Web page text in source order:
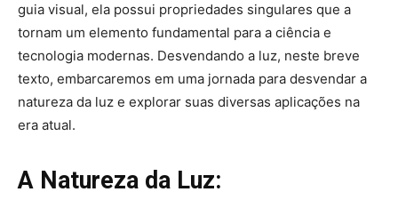
guia visual, ela possui propriedades singulares que a
tornam um elemento fundamental para a ciência e
tecnologia modernas. Desvendando a luz, neste breve
texto, embarcaremos em uma jornada para desvendar a
natureza da luz e explorar suas diversas aplicações na
era atual.
A Natureza da Luz: